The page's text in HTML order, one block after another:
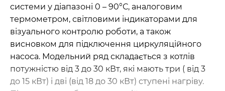
системи у діапазоні 0 – 90°С, аналоговим
термометром, світловими індикаторами для
візуального контролю роботи, а також
висновком для підключення циркуляційного
насоса. Модельний ряд складається з котлів
потужністю від 3 до 30 кВт, які мають три ( від 3
до 15 кВт) і дві (від 18 до 30 кВт) ступені нагріву.